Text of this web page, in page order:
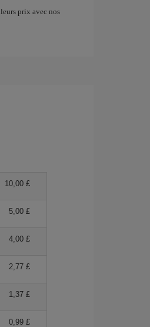
prix avec nos
10,00 £
5,00 £
4,00 £
2,77 £
1,37 £
0,99 £